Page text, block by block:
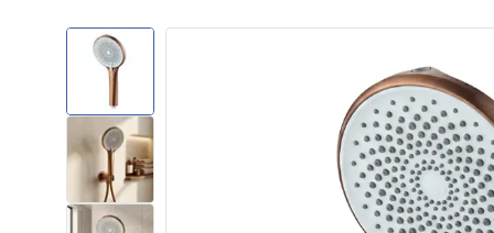
Zuhanytálcák
Zuhanylefolyók